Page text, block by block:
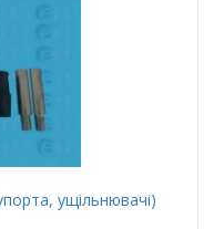
ущільнювачі)